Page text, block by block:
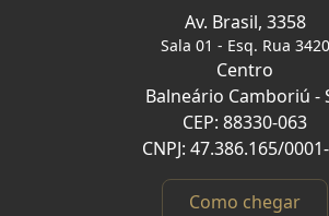
Av. Brasil, 3358
Sala 01 - Esq. Rua 3420
Centro
Balneário Camboriú -
CEP: 88330-063
CNPJ: 47.386.165/
Como chegar